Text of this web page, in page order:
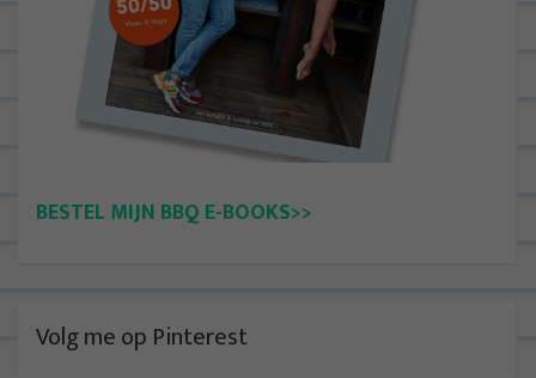
BESTEL MIJN BBQ E-BOOKS>>
Volg me op Pinterest